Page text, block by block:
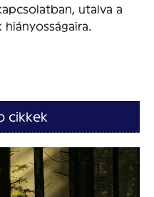
utalva a
cikkek